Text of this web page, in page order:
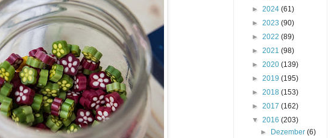
► 2024 (61)
► 2023 (90)
► 2022 (89)
► 2021 (98)
► 2020 (139)
► 2019 (195)
► 2018 (153)
► 2017 (162)
▼ 2016 (203)
►
Dezember(6)